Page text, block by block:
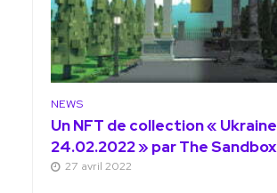
NEWS
Un NFT de collection « Ukraine
24.02.2022 » par The Sandbox
27 avril 2022